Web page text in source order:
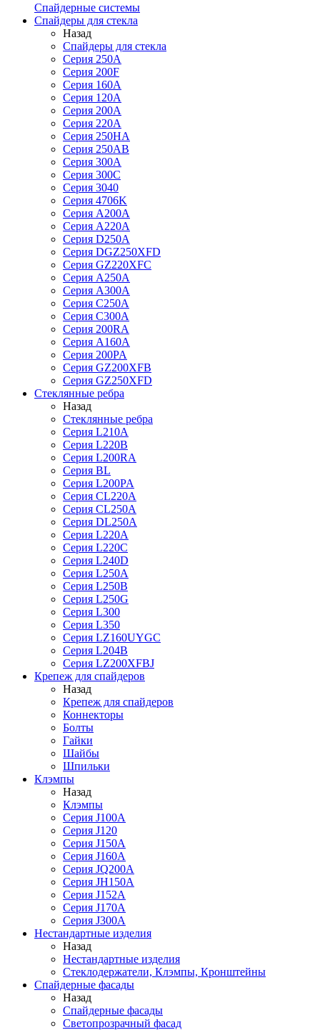
Спайдерные системы
Спайдеры для стекла
Назад
Спайдеры для стекла
Серия 250А
Серия 200F
Серия 160А
Серия 120A
Серия 200А
Серия 220А
Серия 250HA
Серия 250АB
Серия 300А
Серия 300С
Серия 3040
Серия 4706K
Серия A200A
Серия A220A
Серия D250A
Серия DGZ250XFD
Серия GZ220XFC
Серия А250А
Серия А300А
Серия С250A
Серия С300A
Серия 200RA
Серия А160A
Серия 200PA
Серия GZ200XFB
Серия GZ250XFD
Стеклянные ребра
Назад
Стеклянные ребра
Серия L210А
Серия L220В
Серия L200RA
Серия BL
Серия L200PA
Серия CL220A
Серия CL250A
Серия DL250A
Серия L220A
Серия L220C
Серия L240D
Серия L250A
Серия L250B
Серия L250G
Серия L300
Серия L350
Серия LZ160UYGC
Серия L204B
Серия LZ200XFBJ
Крепеж для спайдеров
Назад
Крепеж для спайдеров
Коннекторы
Болты
Гайки
Шайбы
Шпильки
Клэмпы
Назад
Клэмпы
Серия J100A
Серия J120
Серия J150A
Серия J160A
Серия JQ200A
Серия JH150A
Серия J152A
Серия J170A
Серия J300A
Нестандартные изделия
Назад
Нестандартные изделия
Стеклодержатели, Клэмпы, Кронштейны
Спайдерные фасады
Назад
Спайдерные фасады
Светопрозрачный фасад